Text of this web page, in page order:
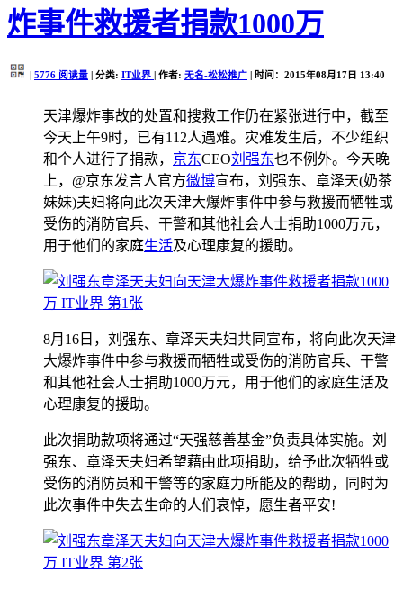
炸事件救援者捐款1000万
| 5776 阅读量 | 分类: IT业界 | 作者: 无名-松松推广 | 时间：2015年08月17日 13:40
天津爆炸事故的处置和搜救工作仍在紧张进行中，截至
今天上午9时，已有112人遇难。灾难发生后，不少组织
和个人进行了捐款， 京东CEO刘强东也不例外。今天晚
上，@京东发言人官方微博宣布，刘强东、章泽天(奶茶
妹妹)夫妇将向此次天津大爆炸事件中参与救援而牺牲或
受伤的消防官兵、干警和其他社会人士捐助1000万元，
用于他们的家庭生活及心理康复的援助。
8月16日，刘强东、章泽天夫妇共同宣布，将向此次天津
大爆炸事件中参与救援而牺牲或受伤的消防官兵、干警
和其他社会人士捐助1000万元，用于他们的家庭生活及
心理康复的援助。
此次捐助款项将通过“天强慈善基金”负责具体实施。刘
强东、章泽天夫妇希望藉由此项捐助，给予此次牺牲或
受伤的消防员和干警等的家庭力所能及的帮助，同时为
此次事件中失去生命的人们哀悼，愿生者平安!